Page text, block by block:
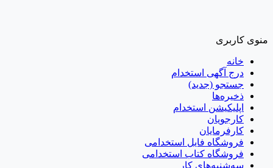
منوی کاربری
خانه
درج آگهی استخدام
جستجو (جدید)
ذخیره‌ها
اپلیکیشن استخدام
کارجویان
کارفرمایان
فروشگاه فایل استخدامی
فروشگاه کتاب استخدامی
سه‌شنبه‌های کار